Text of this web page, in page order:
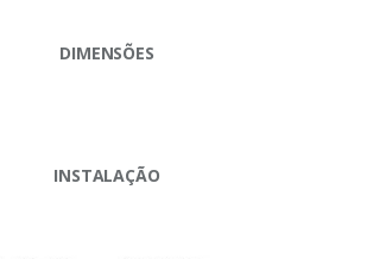
DIMENSÕES
INSTALAÇÃO